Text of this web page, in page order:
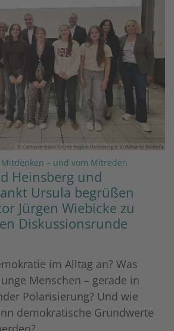
© Caritasverband für die Region Heinsberg e. V. (Melanie Bodem)
– und vom Mitreden
Heinsberg und
Ursula begrüßen
Jürgen Wiebicke zu
Diskussionsrunde
im Alltag an? Was
Menschen – gerade in
Polarisierung? Und wie
demokratische Grundwerte